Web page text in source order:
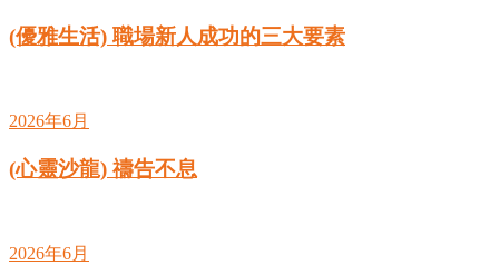
(優雅生活) 職場新人成功的三大要素
2026年6月
(心靈沙龍) 禱告不息
2026年6月